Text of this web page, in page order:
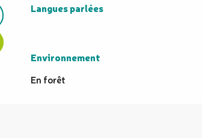
Langues parlées
Langues parlées
Environnement
Environnement
En forêt